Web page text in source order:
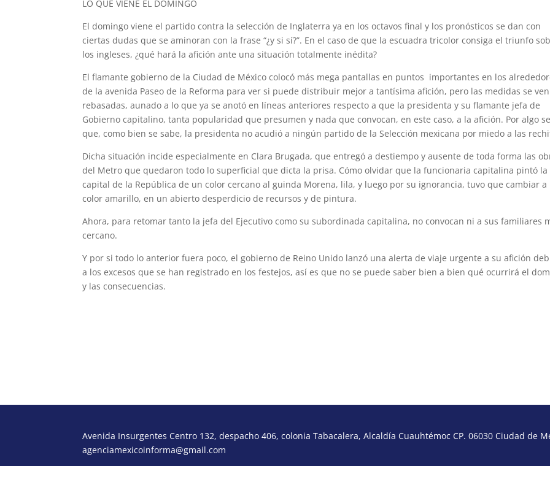
LO QUE VIENE EL DOMINGO
El domingo viene el partido contra la selección de Inglaterra ya en los octavos final y los pronósticos se dan con
ciertas dudas que se aminoran con la frase “¿y si sí?”. En el caso de que la escuadra tricolor consiga el triunfo
los ingleses, ¿qué hará la afición ante una situación totalmente inédita?
El flamante gobierno de la Ciudad de México colocó más mega pantallas en puntos importantes en los
de la avenida Paseo de la Reforma para ver si puede distribuir mejor a tantísima afición, pero las medidas se ven
rebasadas, aunado a lo que ya se anotó en líneas anteriores respecto a que la presidenta y su flamante jefa de
Gobierno capitalino, tanta popularidad que presumen y nada que convocan, en este caso, a la afición. Por algo
que, como bien se sabe, la presidenta no acudió a ningún partido de la Selección mexicana por miedo a las
Dicha situación incide especialmente en Clara Brugada, que entregó a destiempo y ausente de toda forma las
del Metro que quedaron todo lo superficial que dicta la prisa. Cómo olvidar que la funcionaria capitalina pintó la
capital de la República de un color cercano al guinda Morena, lila, y luego por su ignorancia, tuvo que cambiar a
color amarillo, en un abierto desperdicio de recursos y de pintura.
Ahora, para retomar tanto la jefa del Ejecutivo como su subordinada capitalina, no convocan ni a sus familiares
cercano.
Y por si todo lo anterior fuera poco, el gobierno de Reino Unido lanzó una alerta de viaje urgente a su afición
a los excesos que se han registrado en los festejos, así es que no se puede saber bien a bien qué ocurrirá el
y las consecuencias.
Avenida Insurgentes Centro 132, despacho 406, colonia Tabacalera, Alcaldía Cuauhtémoc CP. 06030 Ciudad de
agenciamexicoinforma@gmail.com